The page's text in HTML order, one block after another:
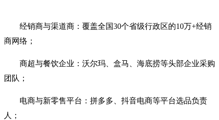
经销商与渠道商‌：覆盖全国30个省级行政区的10万+经销
商网络；
商超与餐饮企业‌：沃尔玛、盒马、海底捞等头部企业采购
团队；
电商与新零售平台‌：拼多多、抖音电商等平台选品负责
人；